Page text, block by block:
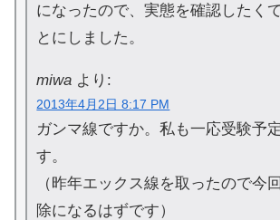
になったので、実態を確認したく
とにしました。
miwa より:
2013年4月2日 8:17 PM
ガンマ線ですか。私も一応受験予
す。
（昨年エックス線を取ったので今
除になるはずです）